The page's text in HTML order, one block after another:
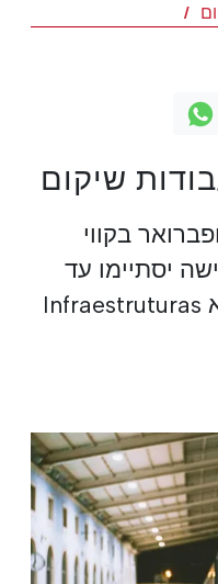
שיקום
בקווי
יסתיימו עד
סוף השנה, כך חשף נשיא Infraestruturas